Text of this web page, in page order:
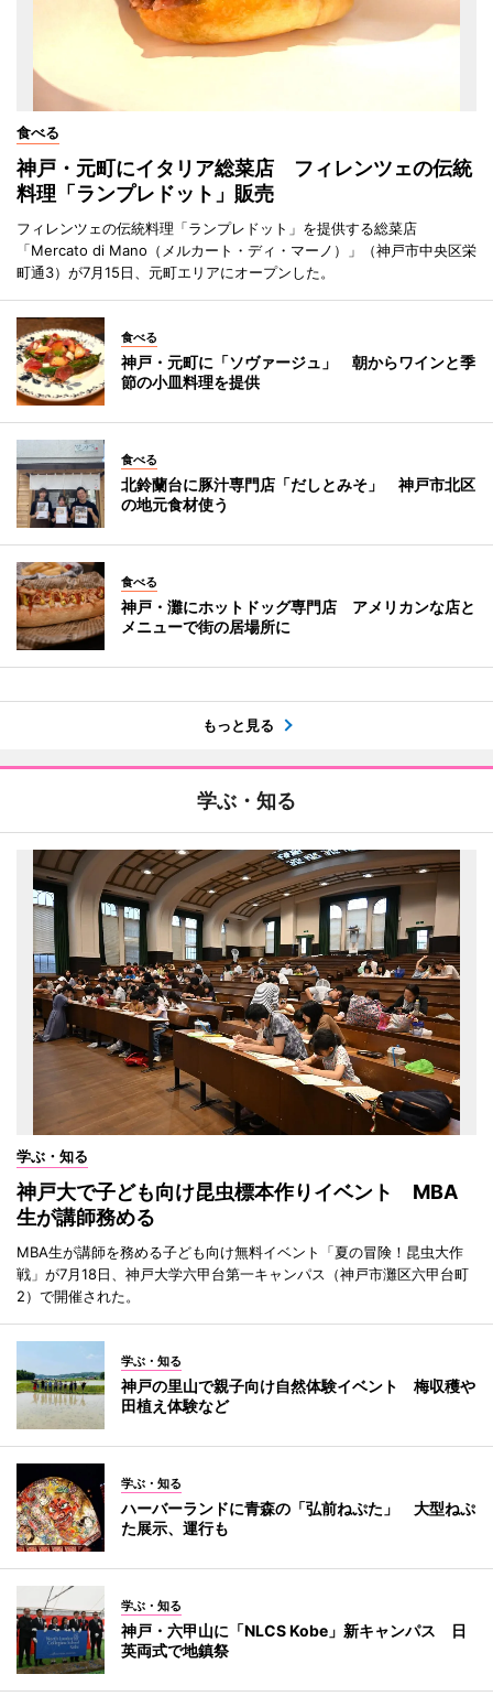
食べる
神戸・元町にイタリア総菜店 フィレンツェの伝統
料理「ランプレドット」販売
フィレンツェの伝統料理「ランプレドット」を提供する総菜店
「Mercato di Mano（メルカート・ディ・マーノ）」（神戸市中央区栄
町通3）が7月15日、元町エリアにオープンした。
食べる
神戸・元町に「ソヴァージュ」 朝からワインと季
節の小皿料理を提供
食べる
北鈴蘭台に豚汁専門店「だしとみそ」 神戸市北区
の地元食材使う
食べる
神戸・灘にホットドッグ専門店 アメリカンな店と
メニューで街の居場所に
もっと見る
学ぶ・知る
学ぶ・知る
神戸大で子ども向け昆虫標本作りイベント MBA
生が講師務める
MBA生が講師を務める子ども向け無料イベント「夏の冒険！昆虫大作
戦」が7月18日、神戸大学六甲台第一キャンパス（神戸市灘区六甲台町
2）で開催された。
学ぶ・知る
神戸の里山で親子向け自然体験イベント 梅収穫や
田植え体験など
学ぶ・知る
ハーバーランドに青森の「弘前ねぷた」 大型ねぷ
た展示、運行も
学ぶ・知る
神戸・六甲山に「NLCS Kobe」新キャンパス 日
英両式で地鎮祭